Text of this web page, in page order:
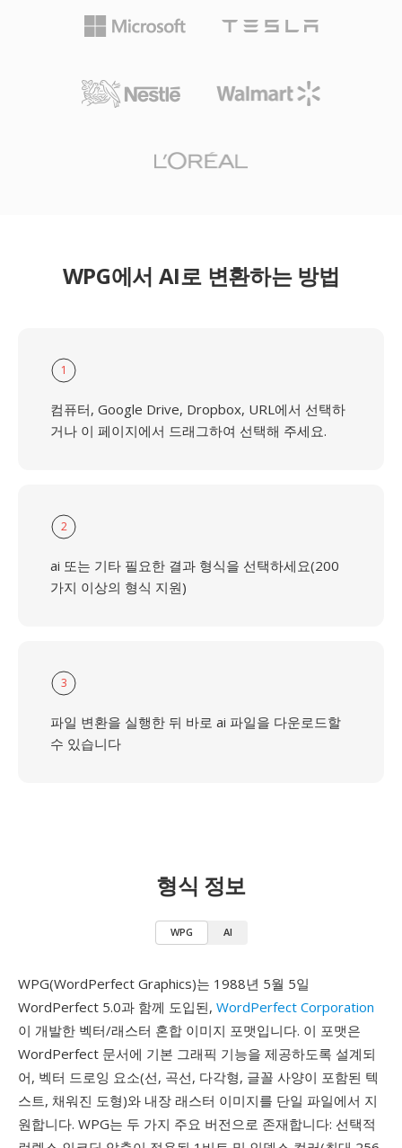
WPG에서 AI로 변환하는 방법
1
컴퓨터, Google Drive, Dropbox, URL에서 선택하
거나 이 페이지에서 드래그하여 선택해 주세요.
2
ai 또는 기타 필요한 결과 형식을 선택하세요(200
가지 이상의 형식 지원)
3
파일 변환을 실행한 뒤 바로 ai 파일을 다운로드할
수 있습니다
형식 정보
WPG AI
WPG(WordPerfect Graphics)는 1988년 5월 5일
WordPerfect 5.0과 함께 도입된, WordPerfect Corporation
이 개발한 벡터/래스터 혼합 이미지 포맷입니다. 이 포맷은
WordPerfect 문서에 기본 그래픽 기능을 제공하도록 설계되
어, 벡터 드로잉 요소(선, 곡선, 다각형, 글꼴 사양이 포함된 텍
스트, 채워진 도형)와 내장 래스터 이미지를 단일 파일에서 지
원합니다. WPG는 두 가지 주요 버전으로 존재합니다: 선택적